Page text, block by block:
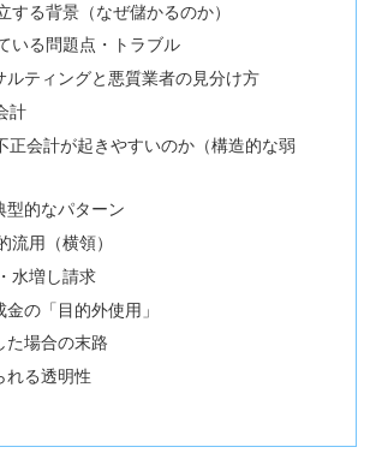
する背景（なぜ儲かるのか）
いる問題点・トラブル
ルティングと悪質業者の見分け方
計
正会計が起きやすいのか（構造的な弱
型的なパターン
流用（横領）
水増し請求
の「目的外使用」
た場合の末路
れる透明性